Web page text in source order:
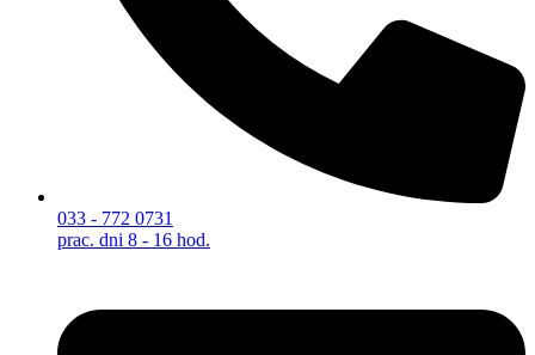
033 - 772 0731
prac. dni 8 - 16 hod.